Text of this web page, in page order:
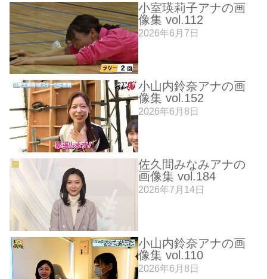
小室瑛莉子アナの画
像集 vol.112
2026年6月7日
小山内鈴奈アナの画
像集 vol.152
2026年6月8日
佐久間みなみアナの
画像集 vol.184
2026年7月14日
小山内鈴奈アナの画
像集 vol.110
2026年6月8日